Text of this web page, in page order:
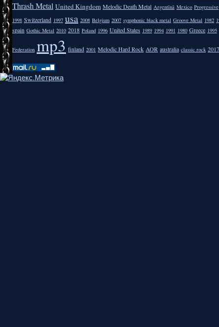
Thrash Metal United Kingdom Melodic Death Metal Argentīnā Mexico Progressive
1998 Switzerland 1997 usa 2008 Belgium 2007 symphonic black metal Groove Metal 1982
spain Gothic Metal 2010 2018 Poland 1996 United States 1989 1994 1991 1980 Greece 1995
Federation mp3 finland 2001 Melodic Hard Rock AOR australia classic rock 2017